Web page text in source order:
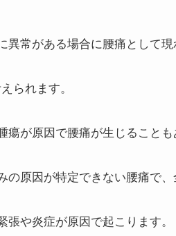
常がある場合に腰痛として現
られます。
瘍が原因で腰痛が生じることも
原因が特定できない腰痛で、
や炎症が原因で起こります。